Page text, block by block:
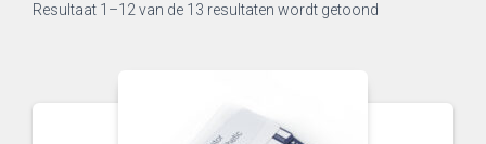
Resultaat 1–12 van de 13 resultaten wordt getoond